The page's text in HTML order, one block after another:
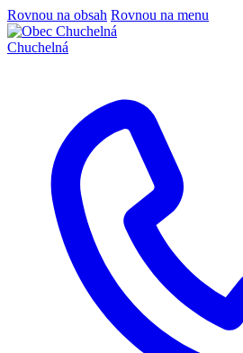
Rovnou na obsah Rovnou na menu
Chuchelná